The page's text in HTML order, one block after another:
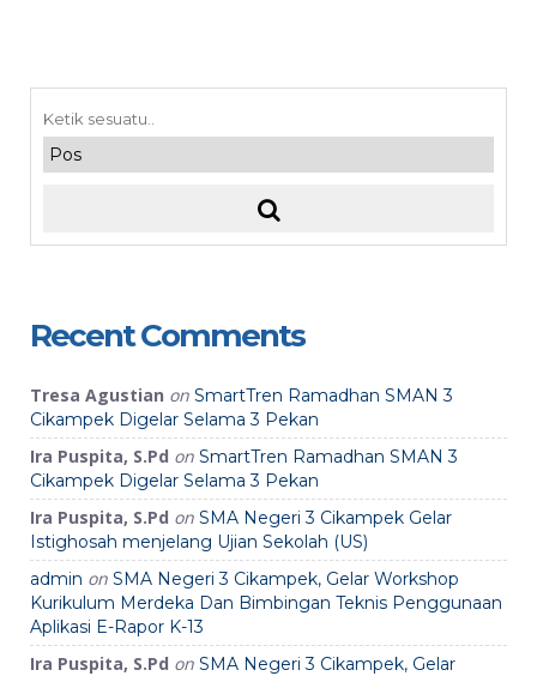
Recent Comments
Tresa Agustian on SmartTren Ramadhan SMAN 3
Cikampek Digelar Selama 3 Pekan
Ira Puspita, S.Pd on SmartTren Ramadhan SMAN 3
Cikampek Digelar Selama 3 Pekan
Ira Puspita, S.Pd on SMA Negeri 3 Cikampek Gelar
Istighosah menjelang Ujian Sekolah (US)
admin on SMA Negeri 3 Cikampek, Gelar Workshop
Kurikulum Merdeka Dan Bimbingan Teknis Penggunaan
Aplikasi E-Rapor K-13
Ira Puspita, S.Pd on SMA Negeri 3 Cikampek, Gelar